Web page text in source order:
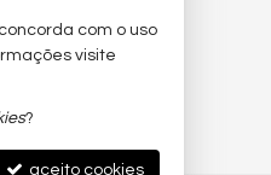
com o uso
visite
?
aceito cookies